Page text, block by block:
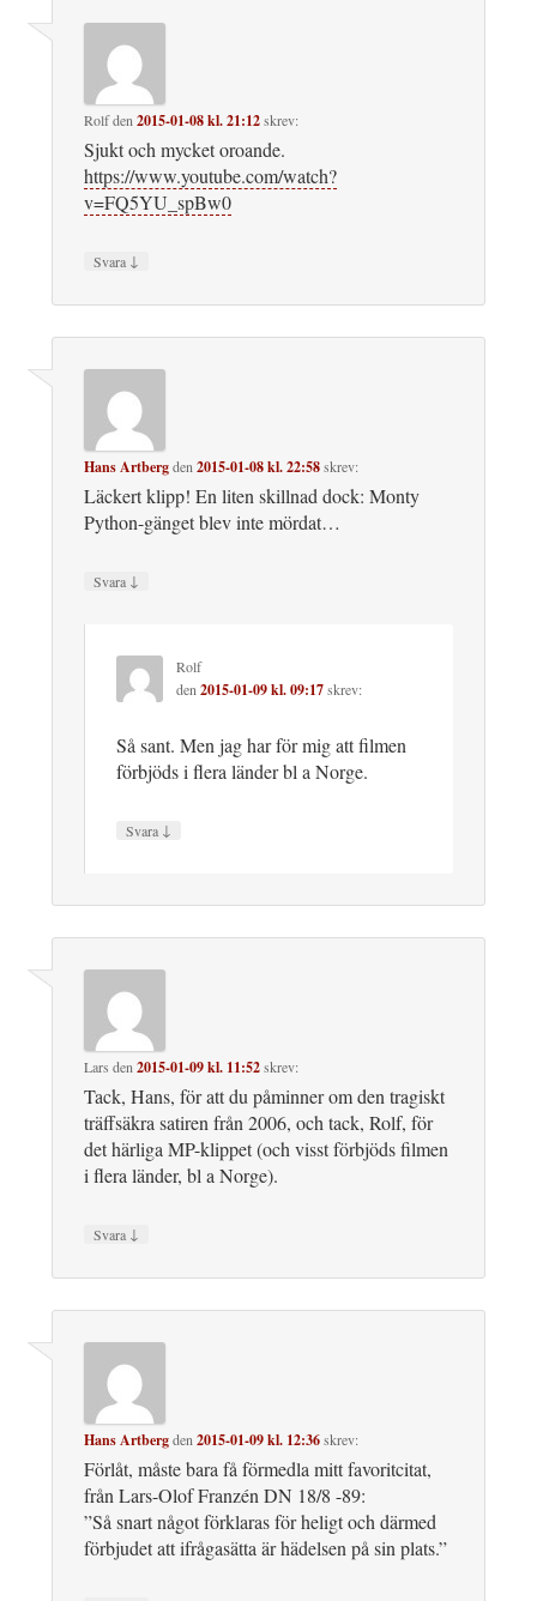
Rolfden 2015-01-08 kl. 21:12skrev:
Sjukt och mycket oroande.
https://www.youtube.com/watch?
v=FQ5YU_spBw0
Svara ↓
Hans Artbergden 2015-01-08 kl. 22:58skrev:
Läckert klipp! En liten skillnad dock: Monty
Python-gänget blev inte mördat…
Svara ↓
Rolf
den 2015-01-09 kl. 09:17skrev:
Så sant. Men jag har för mig att filmen
förbjöds i flera länder bl a Norge.
Svara ↓
Lars den 2015-01-09 kl. 11:52skrev:
Tack, Hans, för att du påminner om den tragiskt
träffsäkra satiren från 2006, och tack, Rolf, för
det härliga MP-klippet (och visst förbjöds filmen
i flera länder, bl a Norge).
Svara ↓
Hans Artbergden 2015-01-09 kl. 12:36skrev:
Förlåt, måste bara få förmedla mitt favoritcitat,
från Lars-Olof Franzén DN 18/8 -89:
”Så snart något förklaras för heligt och därmed
förbjudet att ifrågasätta är hädelsen på sin plats.”